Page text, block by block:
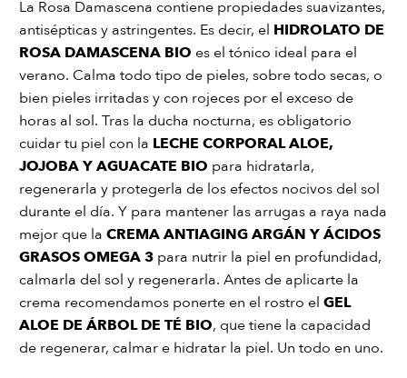
La Rosa Damascena contiene propiedades suavizantes,
antisépticas y astringentes. Es decir, el HIDROLATO DE
ROSA DAMASCENA BIO es el tónico ideal para el
verano. Calma todo tipo de pieles, sobre todo secas, o
bien pieles irritadas y con rojeces por el exceso de
horas al sol. Tras la ducha nocturna, es obligatorio
cuidar tu piel con la LECHE CORPORAL ALOE,
JOJOBA Y AGUACATE BIO para hidratarla,
regenerarla y protegerla de los efectos nocivos del sol
durante el día. Y para mantener las arrugas a raya nada
mejor que la CREMA ANTIAGING ARGÁN Y ÁCIDOS
GRASOS OMEGA 3 para nutrir la piel en profundidad,
calmarla del sol y regenerarla. Antes de aplicarte la
crema recomendamos ponerte en el rostro el GEL
ALOE DE ÁRBOL DE TÉ BIO, que tiene la capacidad
de regenerar, calmar e hidratar la piel. Un todo en uno.